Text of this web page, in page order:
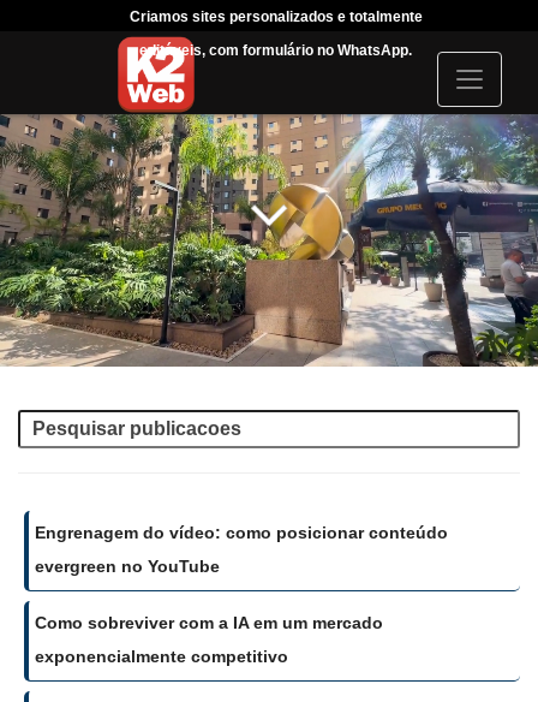
Criamos sites personalizados e totalmente
editáveis, com formulário no WhatsApp.
I
c
o
n
Engrenagem do vídeo: como posicionar conteúdo
evergreen no YouTube
Como sobreviver com a IA em um mercado
exponencialmente competitivo